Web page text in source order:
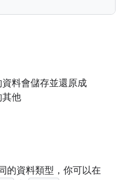
資料會儲存並還原成
其他
的資料類型，你可以在